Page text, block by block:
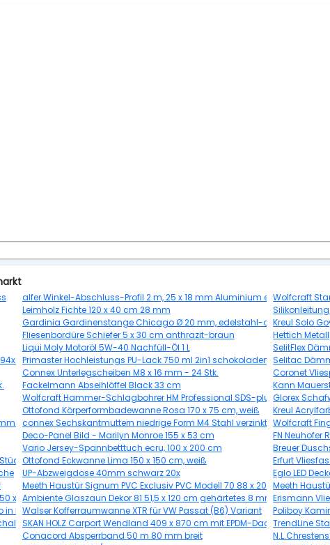
alfer Winkel-Abschluss-Profil 2 m, 25 x 18 mm Aluminium eloxiert silber
Wolfcraft
Leimholz Fichte 120 x 40 cm 28 mm
Silikonleitung
Gardinia Gardinenstange Chicago Ø 20 mm, edelstahl-optik, 160 cm
Kreul Solo
Fliesenbordüre Schiefer 5 x 30 cm anthrazit-braun
Hettich
Liqui Moly Motoröl 5W-40 Nachfüll-Öl 1 L
SelitFlex
Primaster Hochleistungs PU-Lack 750 ml 2in1 schokoladenbraun
Selitac
Connex Unterlegscheiben M8 x 16 mm - 24 Stk.
Coronet
Fackelmann Abseihlöffel Black 33 cm
Kann
Wolfcraft Hammer-Schlagbohrer HM Professional SDS-plus Schaft Ø 6
Glorex
Ottofond Körperformbadewanne Rosa 170 x 75 cm, weiß
Kreul
- 20 Stk.
connex Sechskantmuttern niedrige Form M4 Stahl verzinkt - 40 Stück
Wolfcraft
Deco-Panel Bild - Marilyn Monroe 155 x 53 cm
FN Neuhofer
Vario Jersey-Spannbetttuch ecru, 100 x 200 cm
Breuer
Ottofond Eckwanne Lima 150 x 150 cm, weiß
Erfurt
UP-Abzweigdose 40mm schwarz 20x
Eglo LED
Meeth Haustür Signum PVC Exclusiv PVC Modell 70 88 x 200 cm, DIN
Meeth
x 80 cm
Ambiente Glaszaun Dekor 81 51,5 x 120 cm gehärtetes 8 mm Glas
Erismann
in L-Boxx
Walser Kofferraumwanne XTR für VW Passat (B6) Variant
Poliboy
natur
SKAN HOLZ Carport Wendland 409 x 870 cm mit EPDM-DachTrendLine
Conacord Absperrband 50 m 80 mm breit